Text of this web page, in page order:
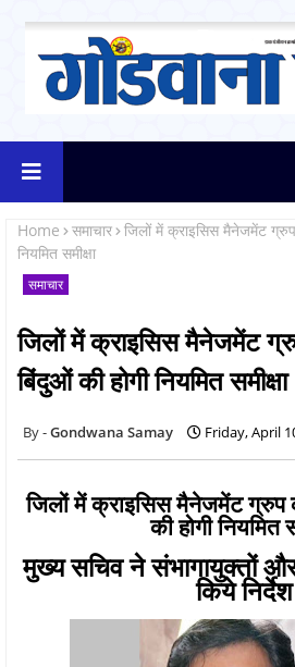
Home समाचार जिलों में क्राइसिस मैनेजमेंट
नियमित समीक्षा
समाचार
जिलों में क्राइसिस मैनेजमेंट
बिंदुओं की होगी नियमित समीक्षा
Gondwana Samay Friday, April
जिलों में क्राइसिस मैनेजमेंट
की होगी नियमित
मुख्य सचिव ने संभागायुक्तों
किये निर्देश